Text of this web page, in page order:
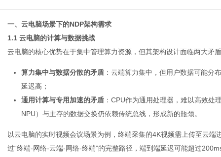
一、云电脑场景下的NDP架构需求
1.1 云电脑的计算与数据挑战
云电脑的核心优势在于集中管理算力资源，但其架构设计面临两大矛
算力集中与数据分散的矛盾 ：云端算力集中，但用户数据可能分
延迟高；
通用计算与专用加速的矛盾 ：CPU作为通用处理器，难以高效处
NPU）与主存的数据交换仍依赖传统总线，形成新的瓶颈。
以云电脑的实时视频会议场景为例，终端采集的4K视频需上传至云
过“终端-网络-云端-网络-终端”的完整路径，端到端延迟可能超过